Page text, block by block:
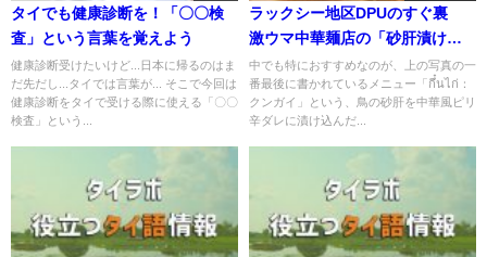
タイでも健康診断を！「〇〇検
査」という言葉を覚えよう
健康診断受けたいけど...日本に帰るのはま
だ先だし...タイでは言葉が... そこで今回は
健康診断をタイで受ける際に使える「〇〇
検査」という...
ラックシー地区DPUのすぐ裏
激ウマ中華麺店の「砂肝漬け」
「太麺焼きそば」が美味すぎ
る！
中でも特におすすめなのが、上の写真の一
番最後に書かれているメニュー「กึ๋นไก่：
クンガイ」という、鳥の砂肝を中華風ピリ
辛ダレに漬け込んだ...